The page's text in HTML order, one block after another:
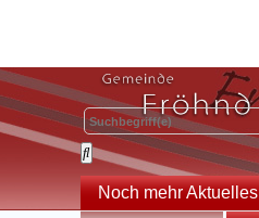
Noch mehr Aktuelles